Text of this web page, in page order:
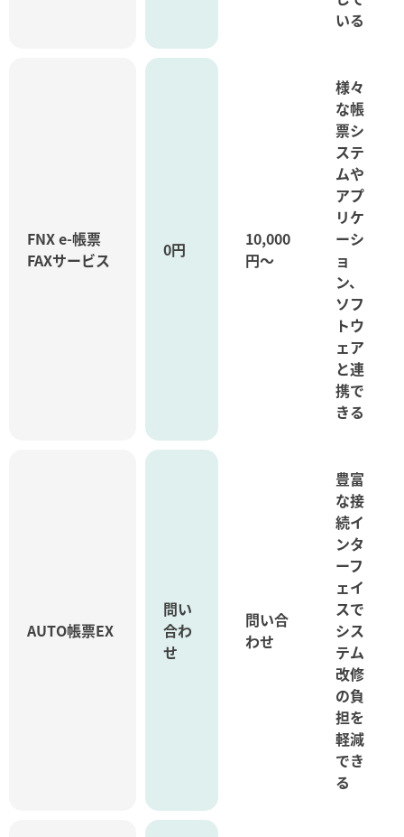
いる
FNX e-帳票
FAXサービス
0円
10,000
円～
様々
な帳
票シ
ステ
ムや
アプ
リケ
ーシ
ョ
ン、
ソフ
トウ
ェア
と連
携で
きる
AUTO帳票EX
問い
合わ
せ
問い合
わせ
豊富
な接
続イ
ンタ
ーフ
ェイ
スで
シス
テム
改修
の負
担を
軽減
でき
る